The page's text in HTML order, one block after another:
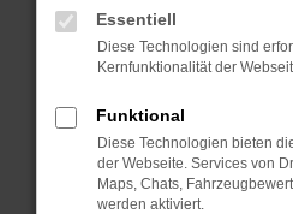
können das Laden
verhindern. Funktioniert
anderen Browser oder
Starte dein Gerät neu.
Das kann manchmal
Probleme zu beheben.
Essentiell
Diese Technologien sind
Kernfunktionalität der
Funktional
Diese Technologien bieten
der Webseite. Services von
Maps, Chats,
werden aktiviert.